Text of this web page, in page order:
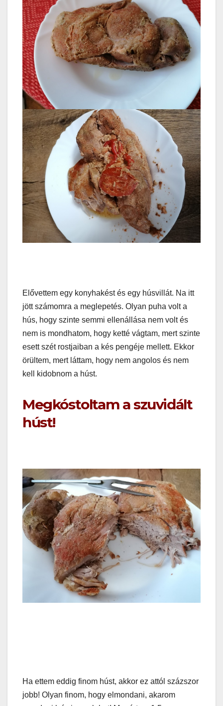
Elővettem egy konyhakést és egy húsvillát. Na itt
jött számomra a meglepetés. Olyan puha volt a
hús, hogy szinte semmi ellenállása nem volt és
nem is mondhatom, hogy ketté vágtam, mert szinte
esett szét rostjaiban a kés pengéje mellett. Ekkor
örültem, mert láttam, hogy nem angolos és nem
kell kidobnom a húst.
Megkóstoltam a szuvidált
húst!
Ha ettem eddig finom húst, akkor ez attól százszor
jobb! Olyan finom, hogy elmondani, akarom